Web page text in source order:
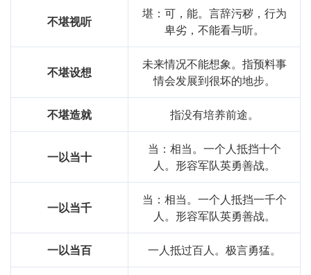
不堪视听
堪：可，能。言辞污秽，行为
卑劣，不能看与听。
不堪设想
未来情况不能想象。指预料事
情会发展到很坏的地步。
不堪造就 指没有培养前途。
一以当十
当：相当。一个人抵挡十个
人。形容军队英勇善战。
一以当千
当：相当。一个人抵挡一千个
人。形容军队英勇善战。
一以当百 一人抵过百人。极言勇猛。